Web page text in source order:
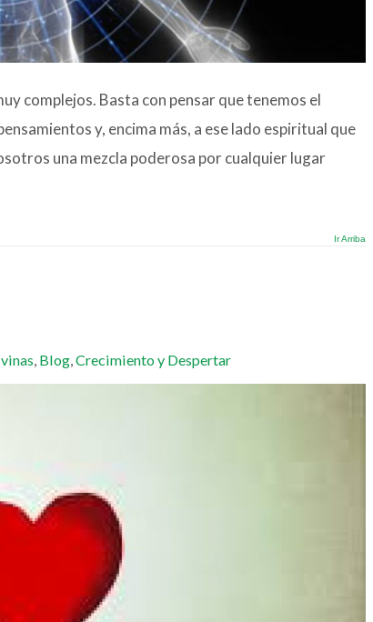
complejos. Basta con pensar que tenemos el
y, encima más, a ese lado espiritual que
una mezcla poderosa por cualquier lugar
Ir Arriba
Blog ,Crecimiento y Despertar